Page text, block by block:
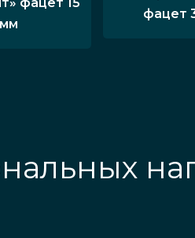
фацет 15
мм
фацет